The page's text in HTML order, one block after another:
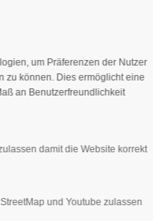
in touch
Inc.
Leistungen
um Präferenzen der Nutzer
zu können. Dies ermöglicht eine
an Benutzerfreundlichkeit
damit die Website korrekt
und Youtube zulassen